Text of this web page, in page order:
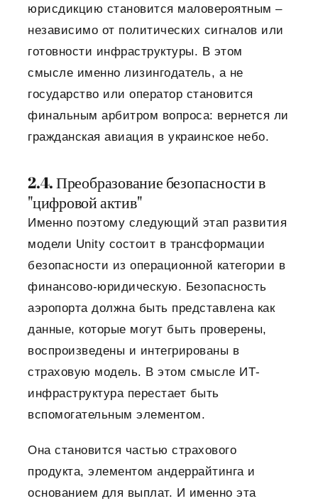
юрисдикцию становится маловероятным –
независимо от политических сигналов или
готовности инфраструктуры. В этом
смысле именно лизингодатель, а не
государство или оператор становится
финальным арбитром вопроса: вернется ли
гражданская авиация в украинское небо.
2.4. Преобразование безопасности в
"цифровой актив"
Именно поэтому следующий этап развития
модели Unity состоит в трансформации
безопасности из операционной категории в
финансово-юридическую. Безопасность
аэропорта должна быть представлена ​​как
данные, которые могут быть проверены,
воспроизведены и интегрированы в
страховую модель. В этом смысле ИТ-
инфраструктура перестает быть
вспомогательным элементом.
Она становится частью страхового
продукта, элементом андеррайтинга и
основанием для выплат. И именно эта